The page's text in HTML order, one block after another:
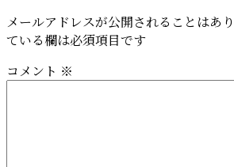
メールアドレスが公開されることはあり
ている欄は必須項目です
コメント ※